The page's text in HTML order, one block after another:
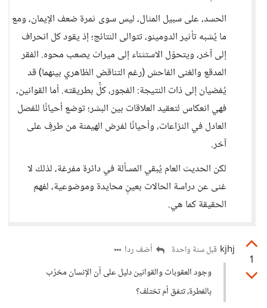
الحسد، على سبيل المثال، ليس سوى ثمرة ضعف الإيمان، ومع
ما يُشبه تأثير الدومينو، تتوالى النتائج؛ إذ يقود كل انحراف
إلى آخر، ويتحوّل الاستثناء إلى ميراث يصعب محوه. الفقر
المدقع والغنى الفاحش (رغم التناقض الظاهري بينهما) قد
يُفضيان إلى ذات النتيجة: الفجور، كلٌّ بطريقته. أما القوانين،
فهي انعكاس لتعقيد العلاقات بين البشر؛ توضع أحيانًا للفصل
العادل في النزاعات، وأحيانًا لفرض الهيمنة من طرفٍ على
آخر.
لكن الحديث العام يُبقي المسألة في دائرة مفرغة، لذلك لا
غنى عن دراسة الحالات بعينٍ محايدة وموضوعية، لفهم
الحقيقة كما هي.
1
kjhj قبل سنة واحدة
أضف ردا
وجود العقوبات والقوانين دليل على أن الإنسان مخرّب
بالفطرة، تتفق أم تختلف؟